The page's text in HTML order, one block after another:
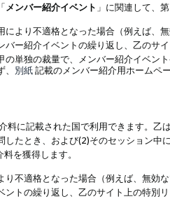
メンバー紹介イベント 」に関連して、
により不適格となった場合（例えば
ー紹介イベントの繰り返し、乙の
単独の裁量で、メンバー紹介イベン
別紙記載のメンバー紹介用ホームペ
料に記載された国で利用できます。乙
たとき、および(2)そのセッション中
を獲得します。
不適格となった場合（例えば、無
ントの繰り返し、乙のサイト上の特